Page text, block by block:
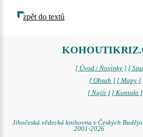
zpět do textů
[ Úvod / Novinky ] [
[ Obsah ] [ Mapy ]
[ Najít ] [ Kontakt ]
Jihočeská vědecká knihovna v Českých
2001-2026